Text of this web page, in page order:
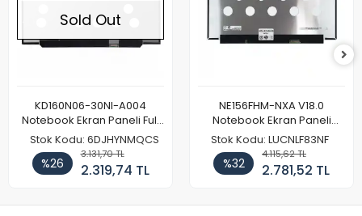
Sold Out
KD160N06-30NI-A004
Notebook Ekran Paneli Full
HD
Stok Kodu: 6DJHYNMQCS
%26
3.131,70 TL
2.319,74 TL
NE156FHM-NXA V18.0
Notebook Ekran Paneli
144Hz
Stok Kodu: LUCNLF83NF
%32
4.115,62 TL
2.781,52 TL